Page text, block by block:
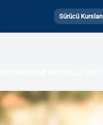
Sürücü Kursları